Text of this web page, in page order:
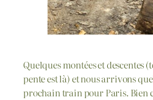
Quelques montées et descentes
pente est là) et nous arrivons
prochain train pour Paris. Bien